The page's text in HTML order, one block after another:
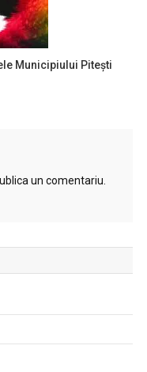
Municipiului Pitești
un comentariu.